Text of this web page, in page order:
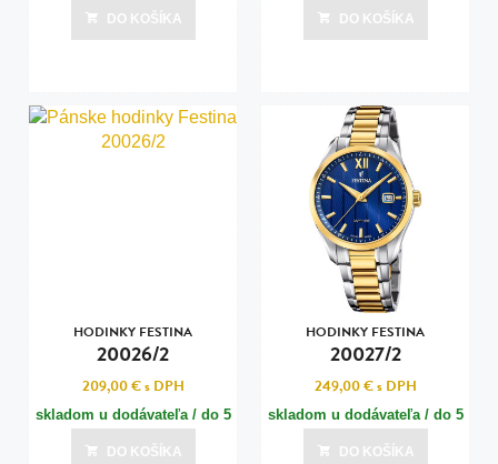
dní
Posledná aktualizácia dnes o 09:01
DO KOŠÍKA
dní
Posledná aktualizácia dnes o 09:01
DO KOŠÍKA
HODINKY FESTINA
20026/2
209,00 €s DPH
skladom u dodávateľa / do 5
dní
DO KOŠÍKA
HODINKY FESTINA
20027/2
249,00 €s DPH
skladom u dodávateľa / do 5
dní
DO KOŠÍKA